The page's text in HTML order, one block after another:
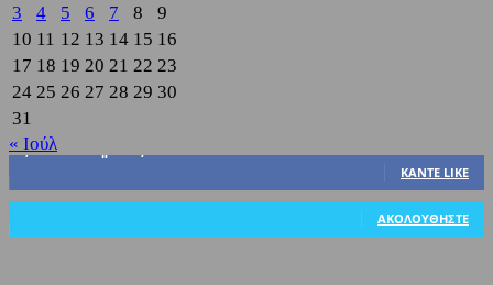
3
4 5 6 7 8
9
10 11 12 13 14 15 16
17 18 19 20 21 22 23
24 25 26 27 28 29 30
31
« Ιούλ
3,822
ΚΆΝΤΕ LIKE
ΑΚΟΛΟΥΘΉΣΤΕ